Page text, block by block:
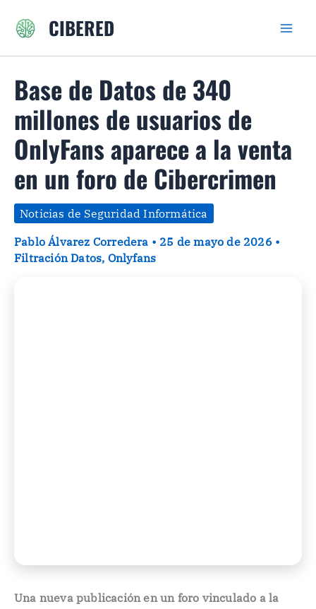
CIBERED
Base de Datos de 340
millones de usuarios de
OnlyFans aparece a la venta
en un foro de Cibercrimen
Noticias de Seguridad Informática
Pablo Álvarez Corredera • 25 de mayo de 2026 •
Filtración Datos, Onlyfans
Una nueva publicación en un foro vinculado a la